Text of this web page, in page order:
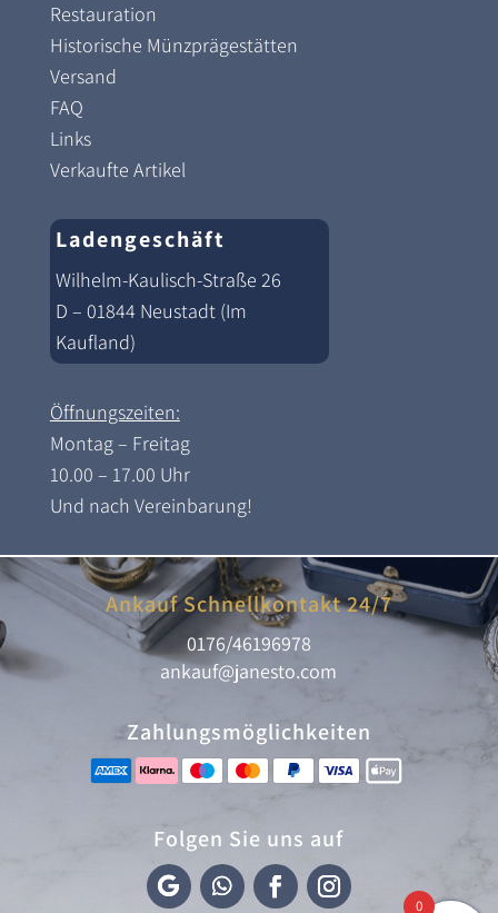
Restauration
Historische Münzprägestätten
Versand
FAQ
Links
Verkaufte Artikel
Ladengeschäft
Wilhelm-Kaulisch-Straße 26
D – 01844 Neustadt (Im
Kaufland)
Öffnungszeiten:
Montag – Freitag
10.00 – 17.00 Uhr
Und nach Vereinbarung!
Ankauf Schnellkontakt 24/7
0176/46196978
ankauf@janesto.com
Zahlungsmöglichkeiten
Folgen Sie uns auf
0